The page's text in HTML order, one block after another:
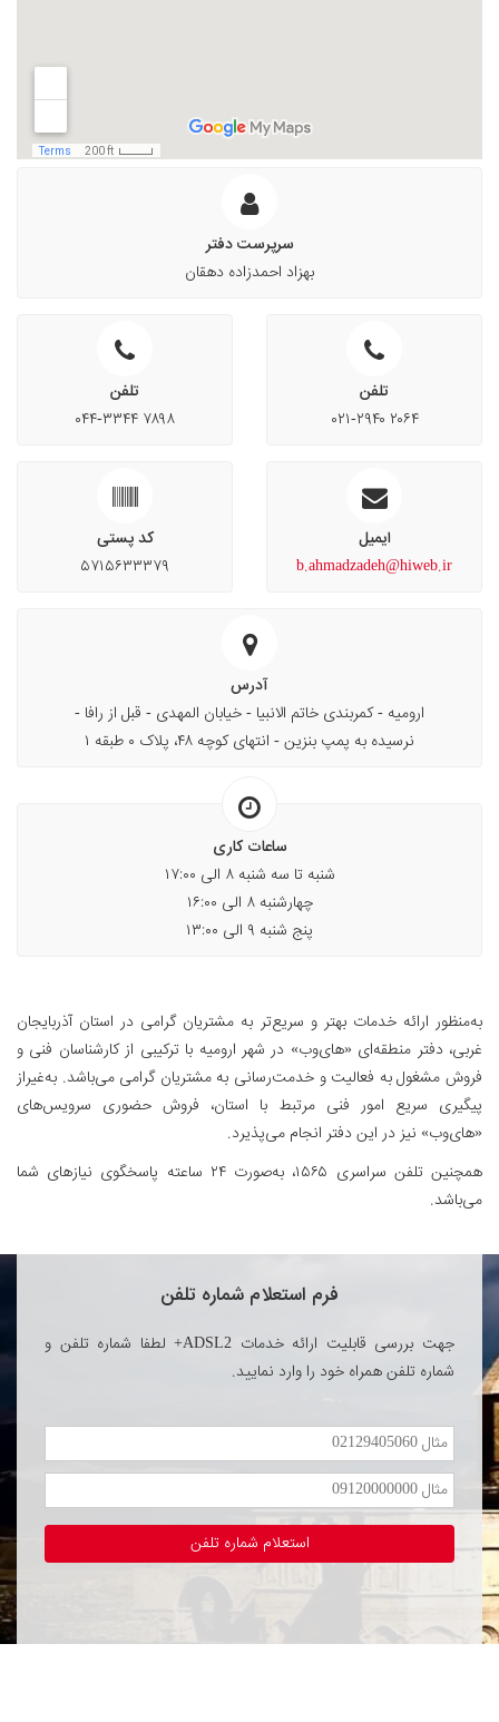
سرپرست دفتر
بهزاد احمدزاده دهقان
تلفن
۰۲۱-۲۹۴۰ ۲۰۶۴
تلفن
۰۴۴-۳۳۴۴ ۷۸۹۸
ایمیل
b.ahmadzadeh@hiweb.ir
کد پستی
۵۷۱۵۶۳۳۳۷۹
آدرس
ارومیه - کمربندی خاتم الانبیا - خیابان المهدی - قبل از رافا -
نرسیده به پمپ بنزین - انتهای کوچه ۴۸، پلاک ۰ طبقه ۱
ساعات کاری
شنبه تا سه شنبه ۸ الی ۱۷:۰۰
چهارشنبه ۸ الی ۱۶:۰۰
پنج شنبه ۹ الی ۱۳:۰۰
به‌منظور ارائه خدمات بهتر و سریع‌تر به مشتریان گرامی در استان آذربایجان
غربی، دفتر منطقه‌ای «های‌وب» در شهر ارومیه با ترکیبی از کارشناسان فنی و
فروش مشغول به فعالیت و خدمت‌رسانی به مشتریان گرامی می‌باشد. به‌غیراز
پیگیری سریع امور فنی مرتبط با استان، فروش حضوری سرویس‌های
«های‌وب» نیز در این دفتر انجام می‌پذیرد.
همچنین تلفن سراسری ۱۵۶۵، به‌صورت ۲۴ ساعته پاسخگوی نیازهای شما
می‌باشد.
فرم استعلام شماره تلفن
جهت بررسی قابلیت ارائه خدمات ADSL2+ لطفا شماره تلفن و
شماره تلفن همراه خود را وارد نمایید.
استعلام شماره تلفن